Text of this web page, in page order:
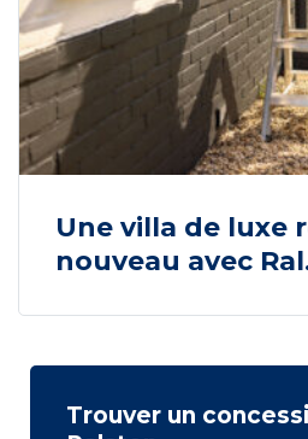
Une villa de luxe
nouveau avec
Trouver un